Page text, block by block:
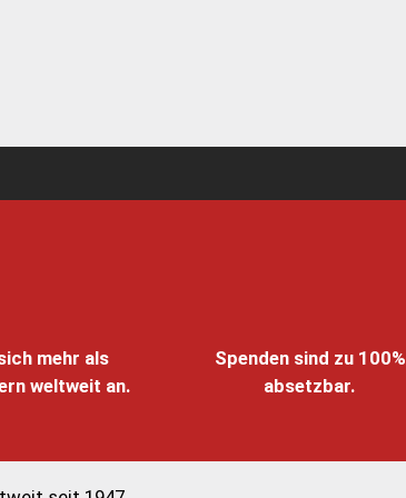
mehr als
weltweit an.
Spenden sind zu 100%
absetzbar.